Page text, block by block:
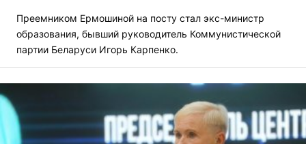
Преемником Ермошиной на посту стал экс-министр
образования, бывший руководитель Коммунистической
партии Беларуси Игорь Карпенко.